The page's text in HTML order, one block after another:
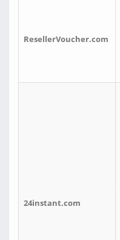
ResellerVoucher.com
24instant.com